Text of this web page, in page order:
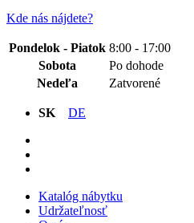
Kde nás nájdete?
Pondelok - Piatok 8:00 - 17:00
Sobota
Po dohode
Nedeľa
Zatvorené
SK DE
Katalóg nábytku
Udržateľnosť